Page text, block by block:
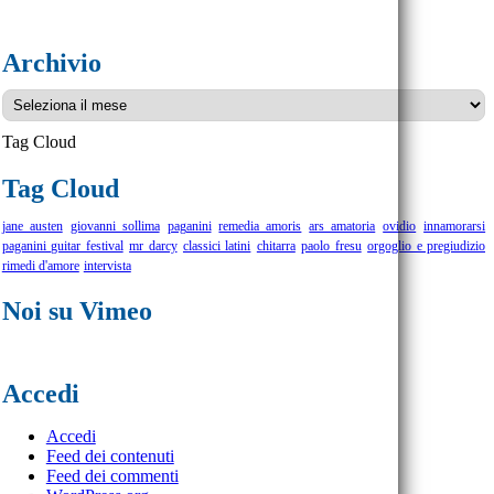
Archivio
Archivio
Tag Cloud
Tag Cloud
jane austen giovanni sollima paganini remedia amoris ars amatoria ovidio innamorarsi
paganini guitar festival mr darcy classici latini chitarra paolo fresu orgoglio e pregiudizio
rimedi d'amore intervista
Noi su Vimeo
Accedi
Accedi
Feed dei contenuti
Feed dei commenti